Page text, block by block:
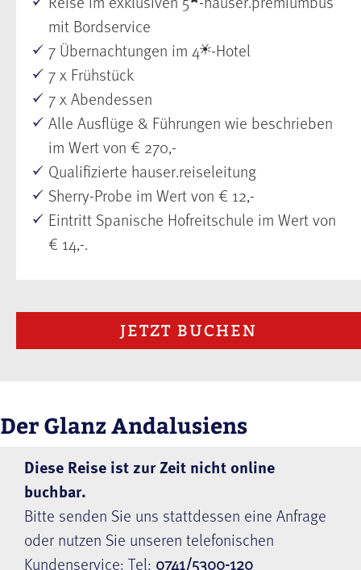
mit Bordservice
7 Übernachtungen im 4 -Hotel
7 x Frühstück
7 x Abendessen
Alle Ausflüge & Führungen wie beschrieben
im Wert von € 270,-
Qualifizierte hauser.reiseleitung
Sherry-Probe im Wert von € 12,-
Eintritt Spanische Hofreitschule im Wert von
€ 14,-.
JETZT BUCHEN
Der Glanz Andalusiens
Diese Reise ist zur Zeit nicht online
buchbar.
Bitte senden Sie uns stattdessen eine Anfrage
oder nutzen Sie unseren telefonischen
Kundenservice: Tel: 0741/5300-120